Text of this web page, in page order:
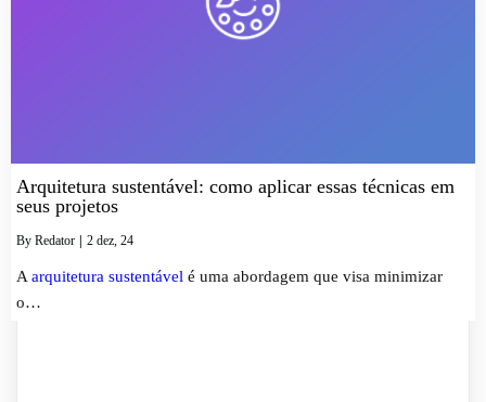
Arquitetura sustentável: como aplicar essas técnicas em
seus projetos
By Redator | 2 dez, 24
A arquitetura sustentável é uma abordagem que visa minimizar
o…